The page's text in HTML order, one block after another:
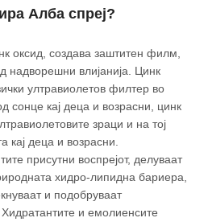
Алба спреј?
оксид, создава заштитен филм,
надворешни влијанија. Цинк
ултравиолетов филтер во
сонце кај деца и возрасни, цинк
зраци и на тој
кај деца и возрасни.
присутни воспрејот, делуваат
хидро-липидна бариера,
и подобруваат
и емолиенсите